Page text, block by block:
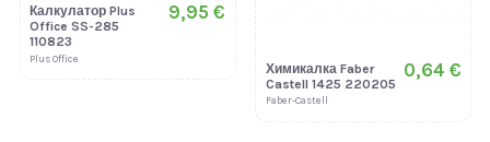
Калкулатор Plus
Office SS-285
110823
Plus Office
9,95 €
Химикалка Faber
Castell 1425 220205
Faber-Castell
0,64 €